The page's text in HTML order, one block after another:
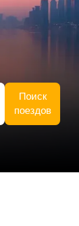
Поиск
поездов